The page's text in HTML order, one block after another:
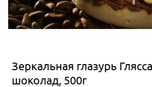
Зеркальная глазурь
шоколад, 500г